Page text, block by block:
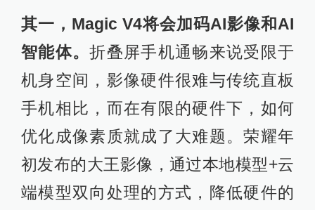
其一，Magic V4将会加码AI影像和AI
智能体。折叠屏手机通畅来说受限于
机身空间，影像硬件很难与传统直板
手机相比，而在有限的硬件下，如何
优化成像素质就成了大难题。荣耀年
初发布的大王影像，通过本地模型+云
端模型双向处理的方式，降低硬件的